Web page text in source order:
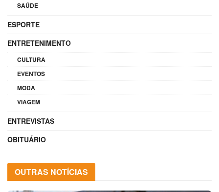
SAÚDE
ESPORTE
ENTRETENIMENTO
CULTURA
EVENTOS
MODA
VIAGEM
ENTREVISTAS
OBITUÁRIO
OUTRAS NOTÍCIAS